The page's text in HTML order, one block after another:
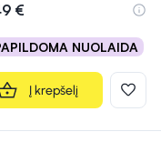
€
NUOLAIDA
Į krepšelį